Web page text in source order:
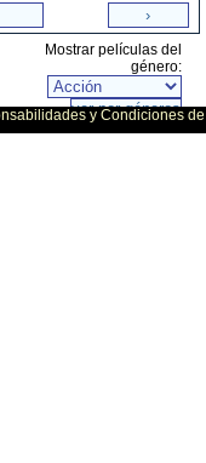
Mostrar películas del
género:
y Condiciones de